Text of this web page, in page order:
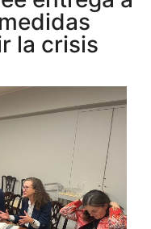
la crisis